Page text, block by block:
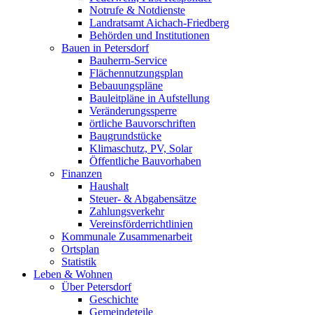
Notrufe & Notdienste
Landratsamt Aichach-Friedberg
Behörden und Institutionen
Bauen in Petersdorf
Bauherrn-Service
Flächennutzungsplan
Bebauungspläne
Bauleitpläne in Aufstellung
Veränderungssperre
örtliche Bauvorschriften
Baugrundstücke
Klimaschutz, PV, Solar
Öffentliche Bauvorhaben
Finanzen
Haushalt
Steuer- & Abgabensätze
Zahlungsverkehr
Vereinsförderrichtlinien
Kommunale Zusammenarbeit
Ortsplan
Statistik
Leben & Wohnen
Über Petersdorf
Geschichte
Gemeindeteile